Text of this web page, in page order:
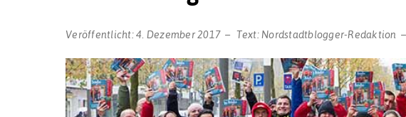
Veröffentlicht:4. Dezember 2017 Text: Nordstadtblogger-Redaktion